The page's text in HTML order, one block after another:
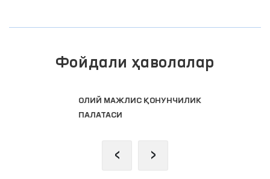
Фойдали ҳаволалар
ОЛИЙ МАЖЛИС ҚОНУНЧИЛИК
ПАЛАТАСИ
‹ ›